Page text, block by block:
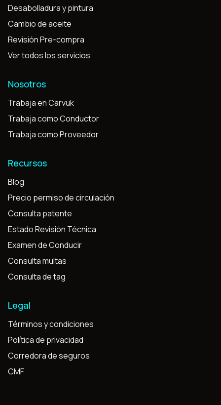
Desabolladura y pintura
Cambio de aceite
Revisión Pre-compra
Ver todos los servicios
Nosotros
Trabaja en Carvuk
Trabaja como Conductor
Trabaja como Proveedor
Recursos
Blog
Precio permiso de circulación
Consulta patente
Estado Revisión Técnica
Examen de Conducir
Consulta multas
Consulta de tag
Legal
Términos y condiciones
Política de privacidad
Corredora de seguros
CMF